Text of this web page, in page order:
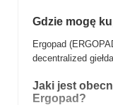
Gdzie mogę
Ergopad
decentralized
Jaki jest
Ergopad?